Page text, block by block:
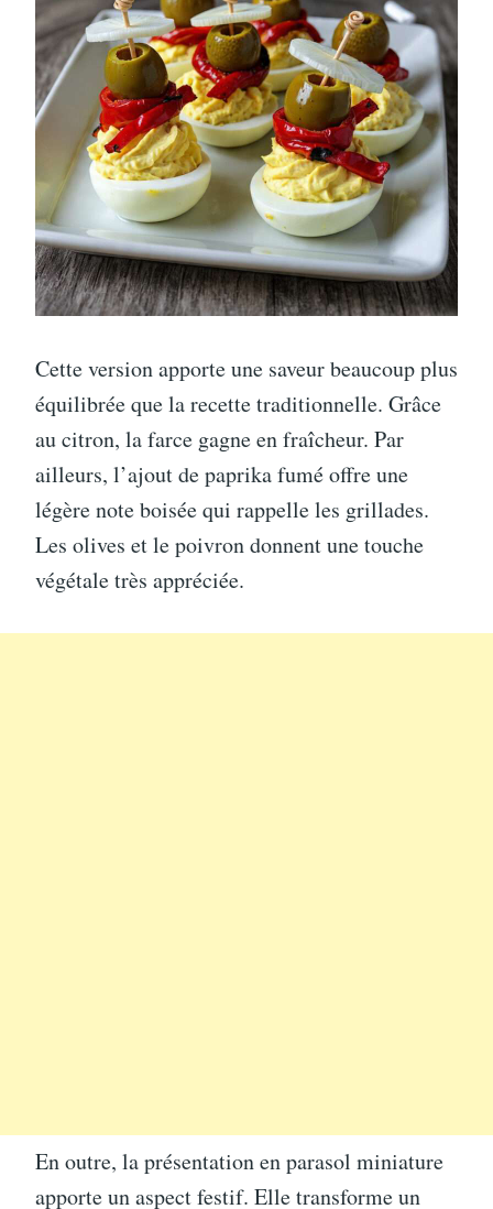
Cette version apporte une saveur beaucoup plus
équilibrée que la recette traditionnelle. Grâce
au citron, la farce gagne en fraîcheur. Par
ailleurs, l’ajout de paprika fumé offre une
légère note boisée qui rappelle les grillades.
Les olives et le poivron donnent une touche
végétale très appréciée.
En outre, la présentation en parasol miniature
apporte un aspect festif. Elle transforme un